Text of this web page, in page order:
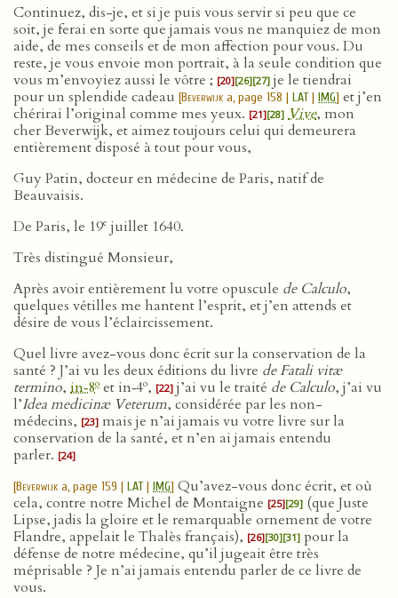
Continuez, dis-je, et si je puis vous servir si peu que ce
soit, je ferai en sorte que jamais vous ne manquiez de mon
aide, de mes conseils et de mon affection pour vous. Du
reste, je vous envoie mon portrait, à la seule condition que
vous m’envoyiez aussi le vôtre ; [20][26][27] je le tiendrai
pour un splendide cadeau [Beverwijk a, page 158 | LAT| IMG] et j’en
chérirai l’original comme mes yeux. [21][28] Vive, mon
cher Beverwijk, et aimez toujours celui qui demeurera
entièrement disposé à tout pour vous,
Guy Patin, docteur en médecine de Paris, natif de
Beauvaisis.
De Paris, le 19e juillet 1640.
Très distingué Monsieur,
Après avoir entièrement lu votre opuscule de Calculo,
quelques vétilles me hantent l’esprit, et j’en attends et
désire de vous l’éclaircissement.
Quel livre avez-vous donc écrit sur la conservation de la
santé ? J’ai vu les deux éditions du livre de Fatali vitæ
termino, in‑8o et in‑4o, [22] j’ai vu le traité de Calculo, j’ai vu
l’Idea medicinæ Veterum, considérée par les non-
médecins, [23] mais je n’ai jamais vu votre livre sur la
conservation de la santé, et n’en ai jamais entendu
parler. [24]
[Beverwijk a, page 159 | LAT| IMG] Qu’avez-vous donc écrit, et où
cela, contre notre Michel de Montaigne [25][29] (que Juste
Lipse, jadis la gloire et le remarquable ornement de votre
Flandre, appelait le Thalès français), [26][30][31] pour la
défense de notre médecine, qu’il jugeait être très
méprisable ? Je n’ai jamais entendu parler de ce livre de
vous.